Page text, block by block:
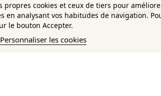
propres cookies et ceux de tiers pour
en analysant vos habitudes de navigation.
le bouton Accepter.
Personnaliser les cookies
Accès professionnel